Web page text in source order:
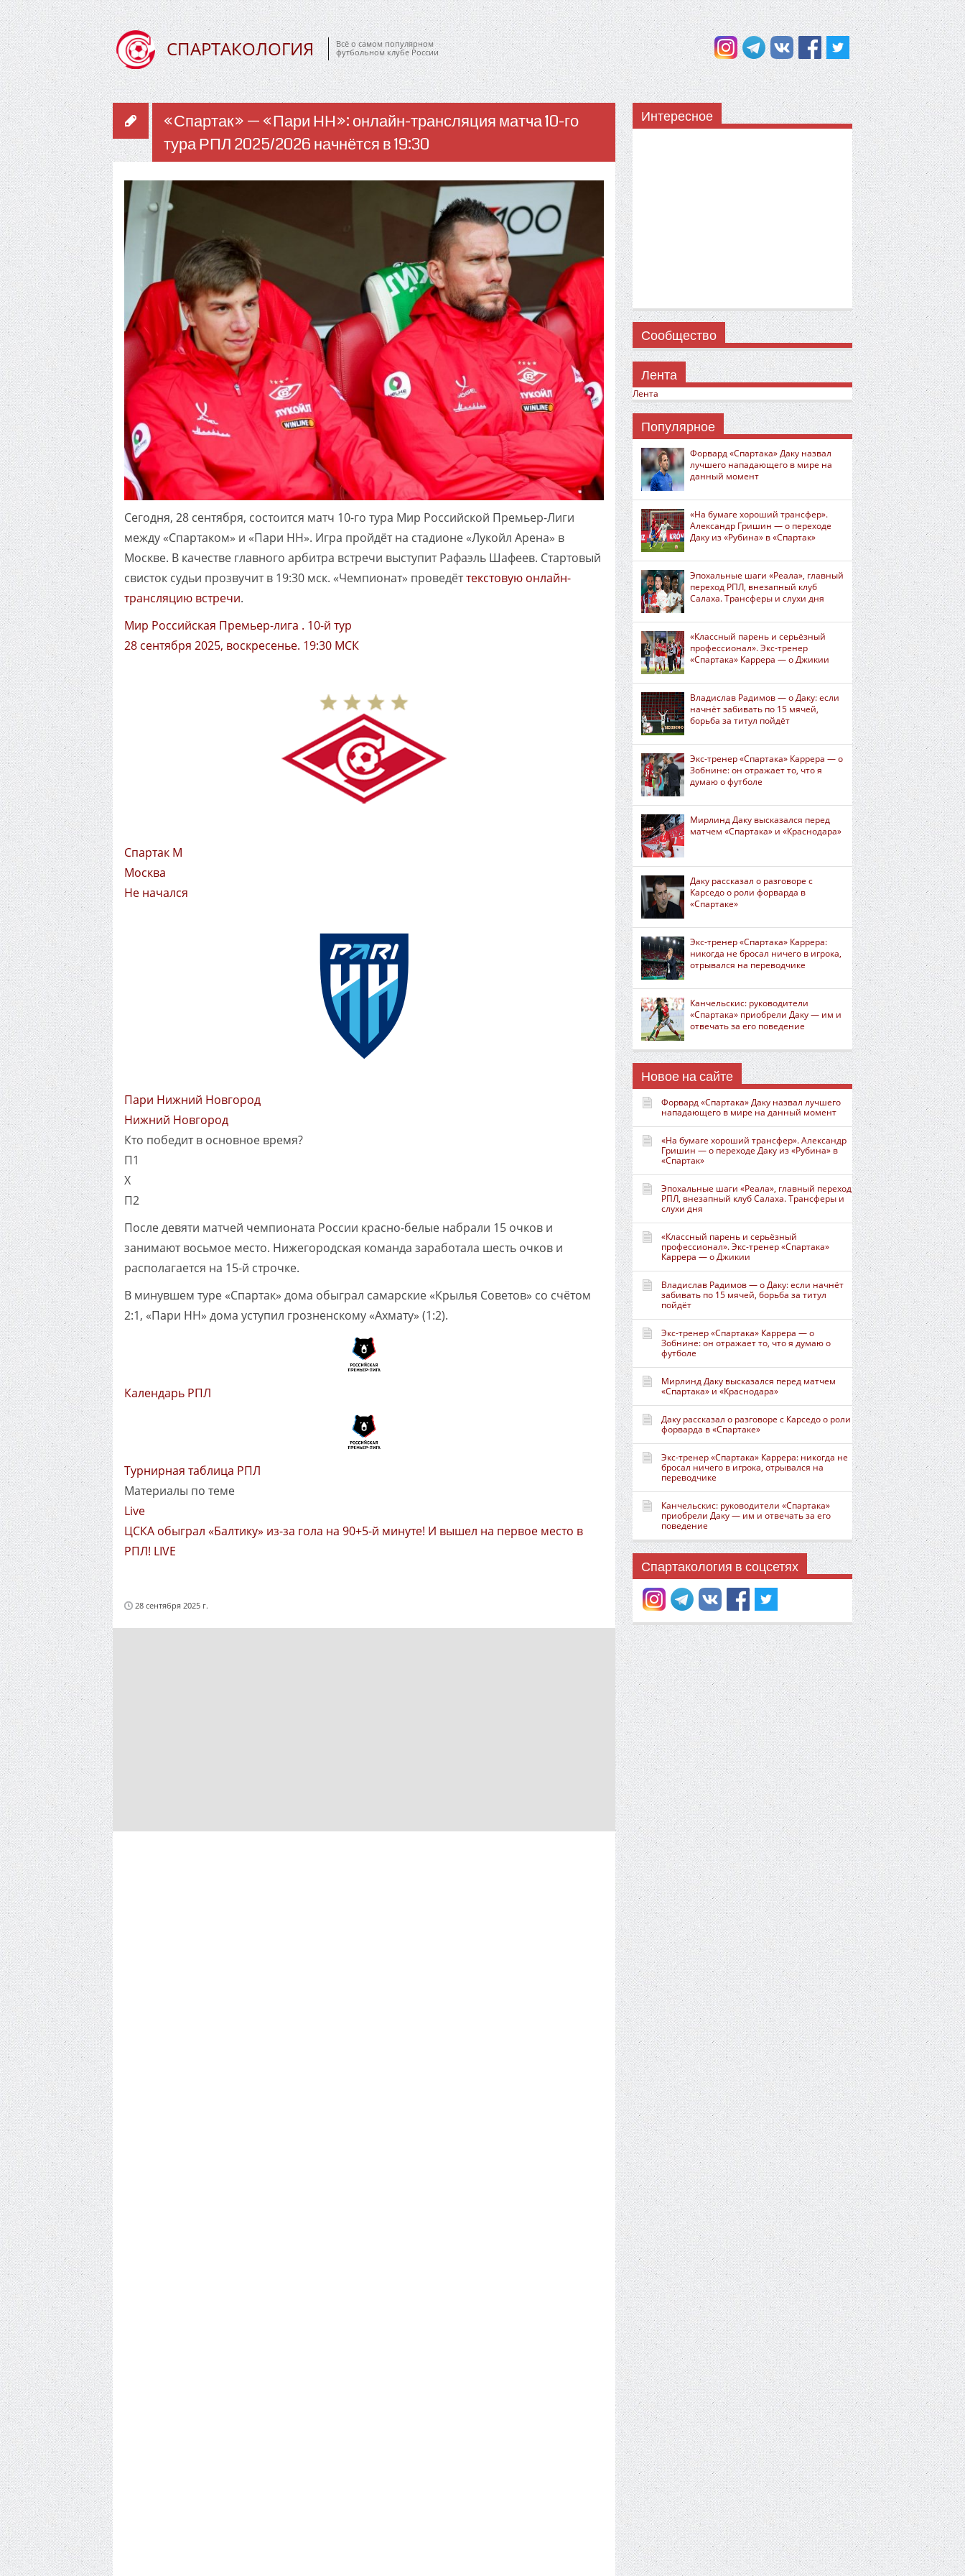
СПАРТАКОЛОГИЯ
Всё о самом популярном
футбольном клубе России
«Спартак» — «Пари НН»: онлайн-трансляция матча 10-го
тура РПЛ 2025/2026 начнётся в 19:30
Сегодня, 28 сентября, состоится матч 10-го тура Мир Российской Премьер-Лиги
между «Спартаком» и «Пари НН». Игра пройдёт на стадионе «Лукойл Арена» в
Москве. В качестве главного арбитра встречи выступит Рафаэль Шафеев. Стартовый
свисток судьи прозвучит в 19:30 мск. «Чемпионат» проведёттекстовую онлайн-
трансляцию встречи.
Мир Российская Премьер-лига . 10-й тур
28 сентября 2025, воскресенье. 19:30 МСК
Спартак М
Москва
Не начался
Пари Нижний Новгород
Нижний Новгород
Кто победит в основное время?
П1
X
П2
После девяти матчей чемпионата России красно-белые набрали 15 очков и
занимают восьмое место. Нижегородская команда заработала шесть очков и
располагается на 15-й строчке.
В минувшем туре «Спартак» дома обыграл самарские «Крылья Советов» со счётом
2:1, «Пари НН» дома уступил грозненскому «Ахмату» (1:2).
Календарь РПЛ
Турнирная таблица РПЛ
Материалы по теме
Live
ЦСКА обыграл «Балтику» из-за гола на 90+5-й минуте! И вышел на первое место в
РПЛ! LIVE
28 сентября 2025 г.
Интересное
Сообщество
Лента
Лента
Популярное
Форвард «Спартака» Даку назвал
лучшего нападающего в мире на
данный момент
«На бумаге хороший трансфер».
Александр Гришин — о переходе
Даку из «Рубина» в «Спартак»
Эпохальные шаги «Реала», главный
переход РПЛ, внезапный клуб
Салаха. Трансферы и слухи дня
«Классный парень и серьёзный
профессионал». Экс-тренер
«Спартака» Каррера — о Джикии
Владислав Радимов — о Даку: если
начнёт забивать по 15 мячей,
борьба за титул пойдёт
Экс-тренер «Спартака» Каррера — о
Зобнине: он отражает то, что я
думаю о футболе
Мирлинд Даку высказался перед
матчем «Спартака» и «Краснодара»
Даку рассказал о разговоре с
Карседо о роли форварда в
«Спартаке»
Экс-тренер «Спартака» Каррера:
никогда не бросал ничего в игрока,
отрывался на переводчике
Канчельскис: руководители
«Спартака» приобрели Даку — им и
отвечать за его поведение
Новое на сайте
Форвард «Спартака» Даку назвал лучшего
нападающего в мире на данный момент
«На бумаге хороший трансфер». Александр
Гришин — о переходе Даку из «Рубина» в
«Спартак»
Эпохальные шаги «Реала», главный переход
РПЛ, внезапный клуб Салаха. Трансферы и
слухи дня
«Классный парень и серьёзный
профессионал». Экс-тренер «Спартака»
Каррера — о Джикии
Владислав Радимов — о Даку: если начнёт
забивать по 15 мячей, борьба за титул
пойдёт
Экс-тренер «Спартака» Каррера — о
Зобнине: он отражает то, что я думаю о
футболе
Мирлинд Даку высказался перед матчем
«Спартака» и «Краснодара»
Даку рассказал о разговоре с Карседо о роли
форварда в «Спартаке»
Экс-тренер «Спартака» Каррера: никогда не
бросал ничего в игрока, отрывался на
переводчике
Канчельскис: руководители «Спартака»
приобрели Даку — им и отвечать за его
поведение
Спартакология в соцсетях